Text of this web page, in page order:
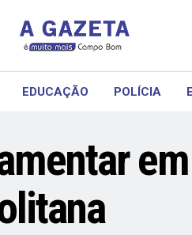
EDUCAÇÃO POLÍCIA